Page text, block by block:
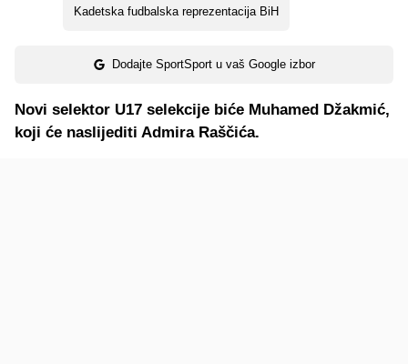
Kadetska fudbalska reprezentacija BiH
Dodajte SportSport u vaš Google izbor
Novi selektor U17 selekcije biće Muhamed Džakmić,
koji će naslijediti Admira Raščića.